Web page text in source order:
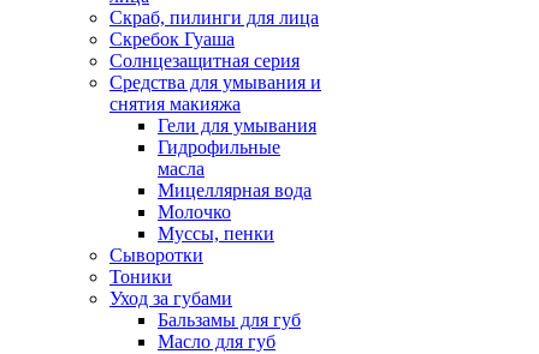
Скраб, пилинги для лица
Скребок Гуаша
Солнцезащитная серия
Средства для умывания и
снятия макияжа
Гели для умывания
Гидрофильные
масла
Мицеллярная вода
Молочко
Муссы, пенки
Сыворотки
Тоники
Уход за губами
Бальзамы для губ
Масло для губ